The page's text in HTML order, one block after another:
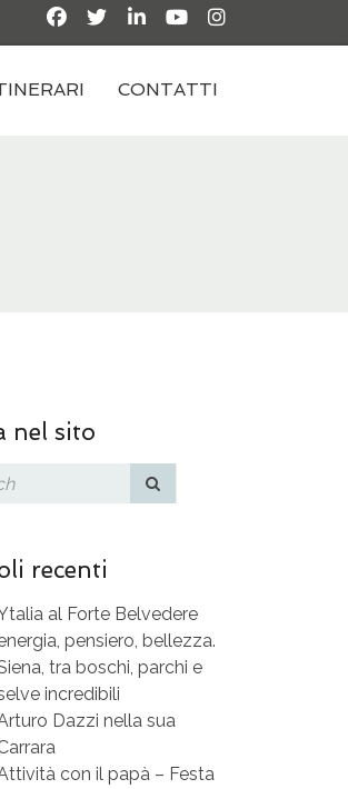
CONTATTI
nel sito
recenti
al Forte Belvedere
pensiero, bellezza.
tra boschi, parchi e
incredibili
Dazzi nella sua
con il papà – Festa